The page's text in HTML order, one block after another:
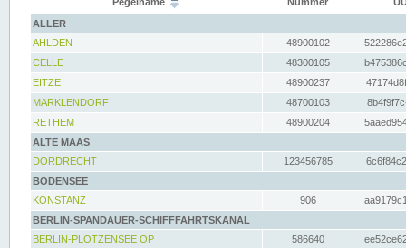
ALLER
AHLDEN
48900102
CELLE
48300105
EITZE
48900237
MARKLENDORF
48700103
RETHEM
48900204
ALTE MAAS
DORDRECHT
123456785
BODENSEE
KONSTANZ
906
BERLIN-SPANDAUER-SCHIFFFAHRTSKANAL
BERLIN-PLÖTZENSEE OP
586640